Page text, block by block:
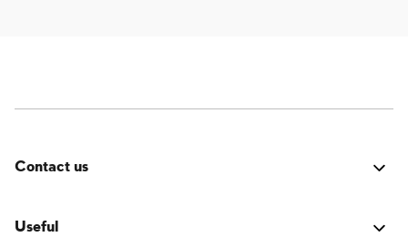
Contact us
Useful